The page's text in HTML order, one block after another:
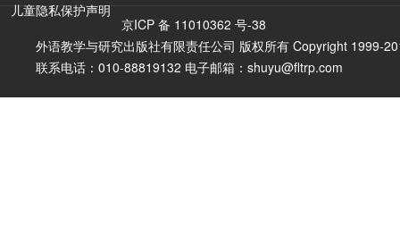
儿童隐私保护声明
京ICP 备 11010362 号-38
外语教学与研究出版社有限责任公司 版权所有 Copyright 1999-
联系电话：010-88819132 电子邮箱：shuyu@fltrp.com